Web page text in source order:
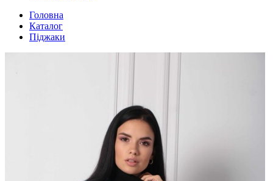
Головна
Каталог
Піджаки